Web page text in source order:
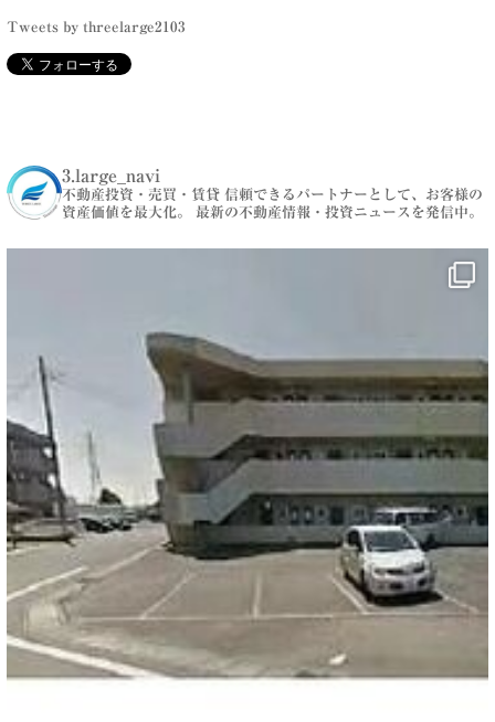
Tweets by threelarge2103
3.large_navi
不動産投資・売買・賃貸 信頼できるパートナーとして、お客様の
資産価値を最大化。
最新の不動産情報・投資ニュースを発信中。